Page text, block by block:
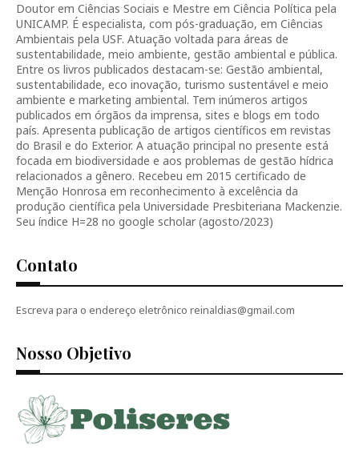
Doutor em Ciências Sociais e Mestre em Ciência Política pela
UNICAMP. É especialista, com pós-graduação, em Ciências
Ambientais pela USF. Atuação voltada para áreas de
sustentabilidade, meio ambiente, gestão ambiental e pública.
Entre os livros publicados destacam-se: Gestão ambiental,
sustentabilidade, eco inovação, turismo sustentável e meio
ambiente e marketing ambiental. Tem inúmeros artigos
publicados em órgãos da imprensa, sites e blogs em todo
país. Apresenta publicação de artigos científicos em revistas
do Brasil e do Exterior. A atuação principal no presente está
focada em biodiversidade e aos problemas de gestão hídrica
relacionados a gênero. Recebeu em 2015 certificado de
Menção Honrosa em reconhecimento à excelência da
produção científica pela Universidade Presbiteriana Mackenzie.
Seu índice H=28 no google scholar (agosto/2023)
Contato
Escreva para o endereço eletrônico reinaldias@gmail.com
Nosso Objetivo